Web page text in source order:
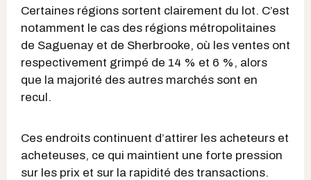
Certaines régions sortent clairement du lot. C’est
notamment le cas des régions métropolitaines
de Saguenay et de Sherbrooke, où les ventes ont
respectivement grimpé de 14 % et 6 %, alors
que la majorité des autres marchés sont en
recul.
Ces endroits continuent d’attirer les acheteurs et
acheteuses, ce qui maintient une forte pression
sur les prix et sur la rapidité des transactions.